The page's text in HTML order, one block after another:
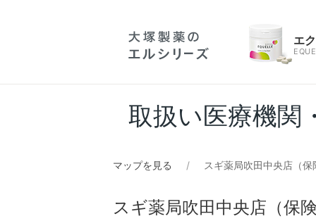
エ
取扱い医療機関
マップを見る スギ薬局吹田中央店（
スギ薬局吹田中央店（保